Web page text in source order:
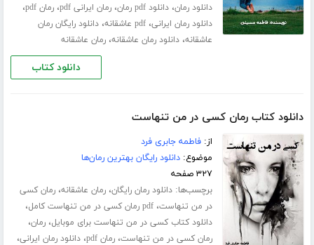
دانلود رمان،دانلود pdf رمان ،رمان ایرانی pdf ،رمان pdf ،
دانلود رمان ایرانی،pdf عاشقانه ،دانلود رایگان رمان
عاشقانه،دانلود رمان عاشقانه،رمان عاشقانه
دانلود کتاب
دانلود کتاب رمان کسی در من تنهاست
از:فاطمه جابری فرد
موضوع:دانلود رایگان بهترین رمان‌ها
۳۲۷ صفحه
برچسب‌ها:دانلود رمان رایگان،رمان عاشقانه،رمان کسی
در من تنهاست،pdf رمان کسی در من تنهاست کامل ،
دانلود کتاب کسی در من تنهاست برای موبایل،رمان،
رمان کسی در من تنهاست،رمان pdf ،دانلود رمان ایرانی،